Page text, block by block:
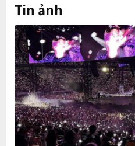
Tin ảnh